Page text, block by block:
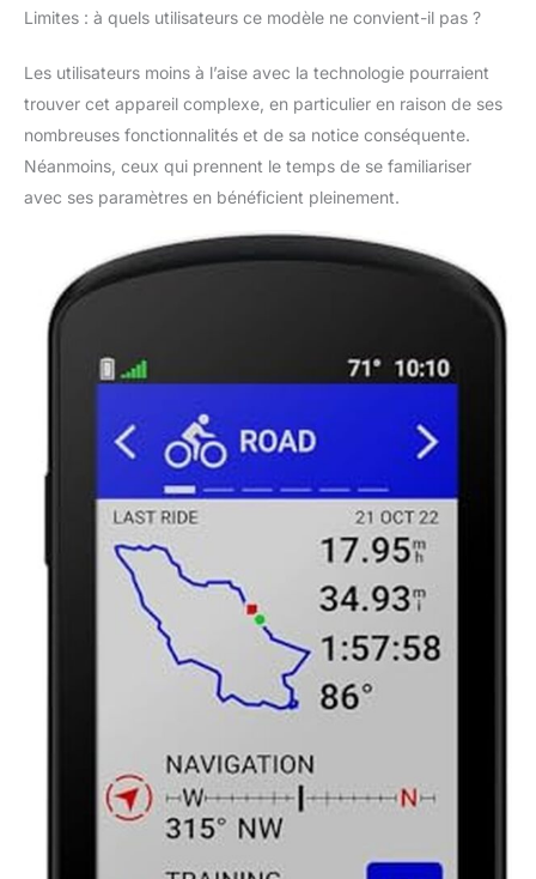
concentrer votre
amélioration dans les
bons domaines Gérez
vos efforts avec la
fonction de guide
d'alimentation, qui
recommande des
tout au long d'un
parcours, lorsqu'elle
informations sur
lorsque vous l'associez
compatibles, afin que
vous puissiez garder
un œil sur combien de
temps vous pouvez
vraiment le pousser
Restez au courant de
votre programme
d'entraînement avec
des invites pour
terminer les
manqués Roulez
comme un local, quel
que soit votre type de
vélo, avec des cartes
améliorées spécifiques
Limites : à quels utilisateurs ce modèle ne convient-il pas ?
Les utilisateurs moins à l’aise avec la technologie pourraient
trouver cet appareil complexe, en particulier en raison de ses
nombreuses fonctionnalités et de sa notice conséquente.
Néanmoins, ceux qui prennent le temps de se familiariser
avec ses paramètres en bénéficient pleinement.